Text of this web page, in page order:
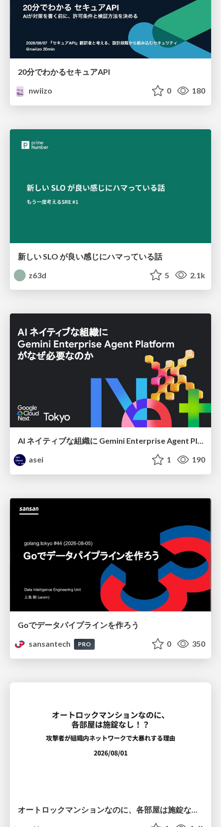
20分でわかるセキュアAPI
nwiizo
0 180
新しい SLO が良い感じにハマっている話
z63d
5 2.1k
AI ネイティブな組織に Gemini Enterprise Agent Platform がなぜ必要なのか
asei
1 190
Goでデータパイプラインを作ろう
sansantech
PRO 0 350